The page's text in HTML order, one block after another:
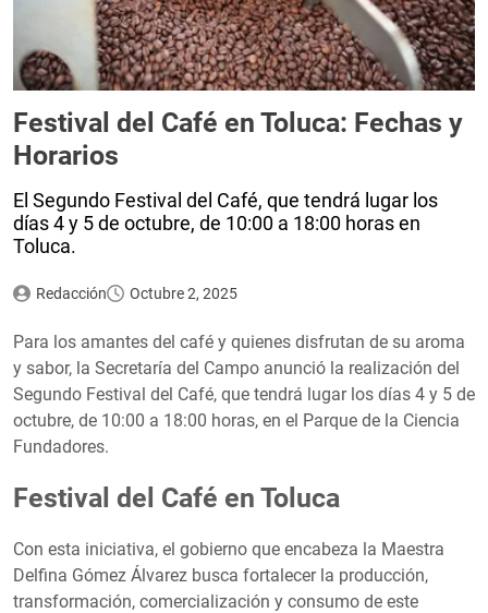
Festival del Café en Toluca: Fechas y
Horarios
El Segundo Festival del Café, que tendrá lugar los
días 4 y 5 de octubre, de 10:00 a 18:00 horas en
Toluca.
Redacción Octubre 2, 2025
Para los amantes del café y quienes disfrutan de su aroma
y sabor, la Secretaría del Campo anunció la realización del
Segundo Festival del Café, que tendrá lugar los días 4 y 5 de
octubre, de 10:00 a 18:00 horas, en el Parque de la Ciencia
Fundadores.
Festival del Café en Toluca
Con esta iniciativa, el gobierno que encabeza la Maestra
Delfina Gómez Álvarez busca fortalecer la producción,
transformación, comercialización y consumo de este